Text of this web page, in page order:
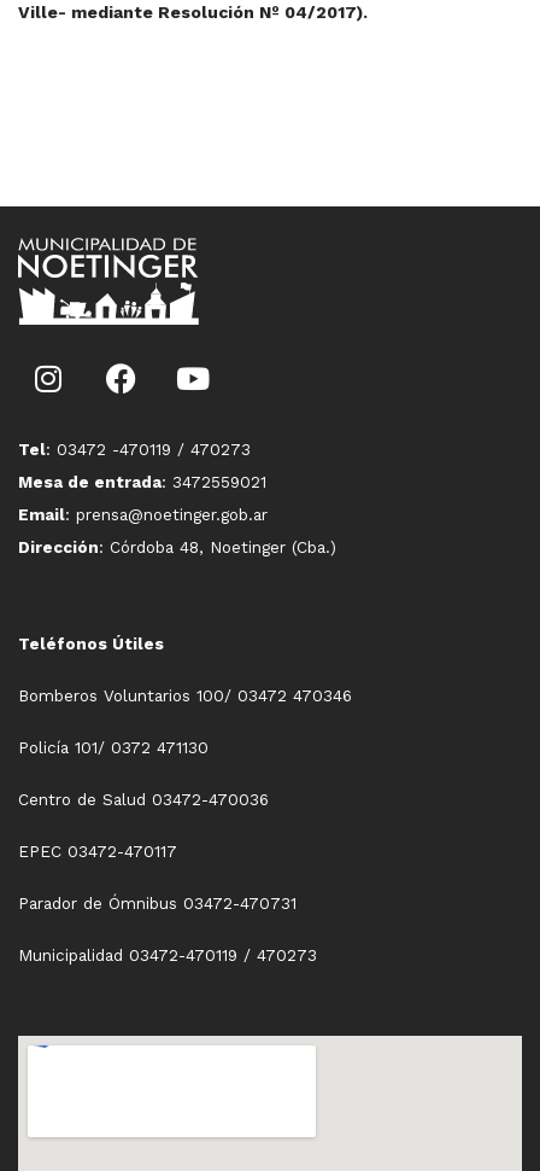
Ville- mediante Resolución Nº 04/2017).
Tel: 03472 -470119 / 470273
Mesa de entrada: 3472559021
Email: prensa@noetinger.gob.ar
Dirección: Córdoba 48, Noetinger (Cba.)
Teléfonos Útiles
Bomberos Voluntarios 100/ 03472 470346
Policía 101/ 0372 471130
Centro de Salud 03472-470036
EPEC 03472-470117
Parador de Ómnibus 03472-470731
Municipalidad 03472-470119 / 470273